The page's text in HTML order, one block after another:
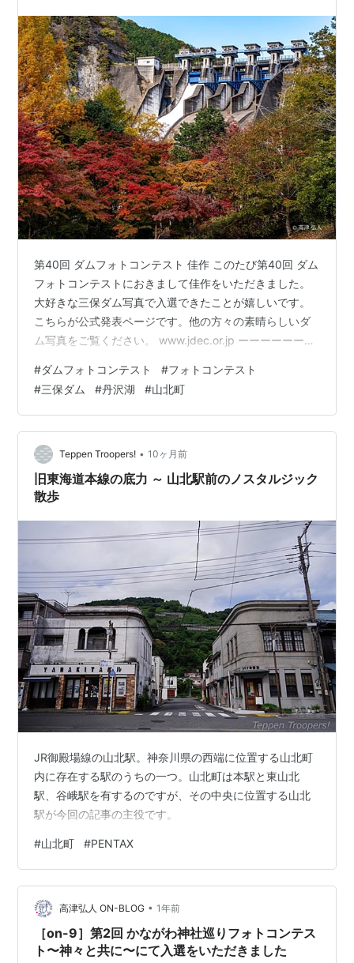
第40回 ダムフォトコンテスト 佳作 このたび第40回 ダム
フォトコンテストにおきまして佳作をいただきました。
大好きな三保ダム写真で入選できたことが嬉しいです。
こちらが公式発表ページです。他の方々の素晴らしいダ
ム写真をご覧ください。 www.jdec.or.jp ーーーーーーー
ー ■2015年12月から2025年3月まで書いていたブログは
こちらです。 https://takatsusozo.blog.jp ■2025年3月
から4月まで書いていたブログはこちらです。
https://takatsuhiroto.blogspot.com ■私の個…
#ダムフォトコンテスト #フォトコンテスト
#三保ダム #丹沢湖 #山北町
Teppen Troopers! • 10ヶ月前
旧東海道本線の底力 ～ 山北駅前のノスタルジック
散歩
JR御殿場線の山北駅。神奈川県の西端に位置する山北町
内に存在する駅のうちの一つ。山北町は本駅と東山北
駅、谷峨駅を有するのですが、その中央に位置する山北
駅が今回の記事の主役です。
#山北町 #PENTAX
高津弘人 ON-BLOG • 1年前
［on-9］第2回 かながわ神社巡りフォトコンテス
ト〜神々と共に〜にて入選をいただきました